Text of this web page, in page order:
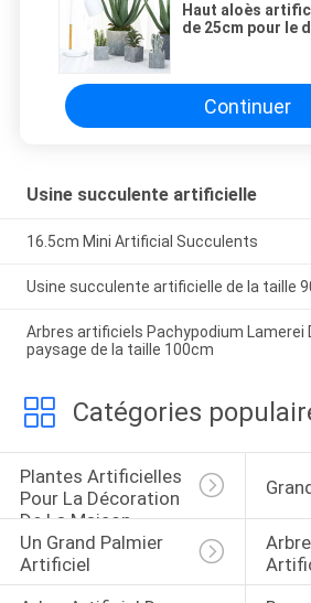
Haut aloès
de 25cm pour le
Continuer
Usine succulente artificielle
16.5cm Mini Artificial Succulents
Usine succulente artificielle de la taille
Arbres artificiels Pachypodium Lamerei
paysage de la taille 100cm
Catégories
Plantes Artificielles
Pour La Décoration
De La Maison
Un Grand Palmier
Artificiel